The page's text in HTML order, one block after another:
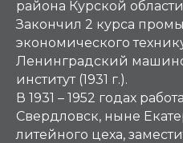
района Курской
Закончил 2 курса
экономического
Ленинградский
институт (1931 г.).
В 1931 – 1952 годах
Свердловск, ныне
литейного цеха,